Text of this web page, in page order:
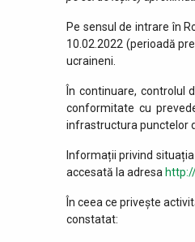
Pe sensul de intrare în
10.02.2022 (perioadă
ucraineni.
În continuare, controlul
conformitate cu
infrastructura punctelor
Informații privind
accesată la adresa
În ceea ce priveşte
constatat: